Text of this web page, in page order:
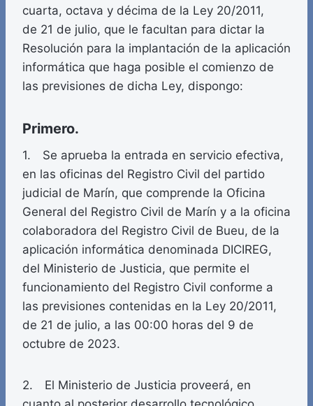
cuarta, octava y décima de la Ley 20/2011,
de 21 de julio, que le facultan para dictar la
Resolución para la implantación de la aplicación
informática que haga posible el comienzo de
las previsiones de dicha Ley, dispongo:
Primero.
1. Se aprueba la entrada en servicio efectiva,
en las oficinas del Registro Civil del partido
judicial de Marín, que comprende la Oficina
General del Registro Civil de Marín y a la oficina
colaboradora del Registro Civil de Bueu, de la
aplicación informática denominada DICIREG,
del Ministerio de Justicia, que permite el
funcionamiento del Registro Civil conforme a
las previsiones contenidas en la Ley 20/2011,
de 21 de julio, a las 00:00 horas del 9 de
octubre de 2023.
2. El Ministerio de Justicia proveerá, en